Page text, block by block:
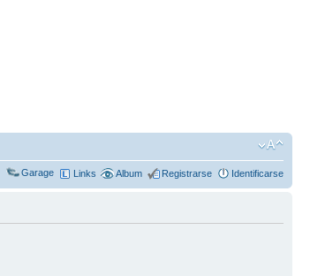
Garage Links Album Registrarse Identificarse